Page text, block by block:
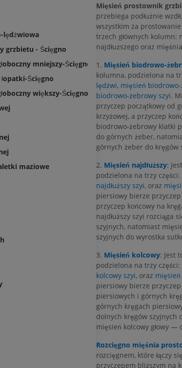
lędźwiowa
grzbietu - Ścięgno
mniejszy-Ścięgno
Ścięgno
większy-Ścięgno
maziowe
Mięsień prostownik
przebiega podłużnie
wszystkim za prostowanie
trzech głównych kolumn:
najdłuższego oraz
1. Mięsień biodrowo-
kolumna, podzielona na
lędźwi, mięsień
biodrowo-żebrowy szyi.
przyczep początkowy od
krzyżowej, a przyczep
biodrowo-żebrowy klatki
do górnych żeber,
górnych żeber do kręgów
2. Mięsień najdłuższy:
podzielona na trzy części:
najdłuższy szyi, oraz
piersiowy bierze
przyczep końcowy na
najdłuższy szyi rozciąga
szyjnych, natomiast
szyjnych do wyrostka
3. Mięsień kolcowy: Jest
podzielona na trzy części:
kolcowy szyi, oraz mięsień
piersiowy bierze
piersiowych i górnych
górnych kręgach
dolnych kręgów szyjnych
mięsień kolcowy głowy —
Rozcięgno mięśnia
rozcięgnem, które łączy
przyczepem bliższym na
KOŃCZYNA GÓRNA
RM kończyny górnej
RM
PREMIUM
RM obojczyka
RM
PREMIUM
RM nadgarstka
RM
PREMIUM
RM łokcia
RM